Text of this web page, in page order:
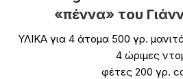
«πέννα» του
ΥΛΙΚΑ για 4 άτομα 500 γρ.
4 ώριμες ντομάτες
φέτες 200 γρ.